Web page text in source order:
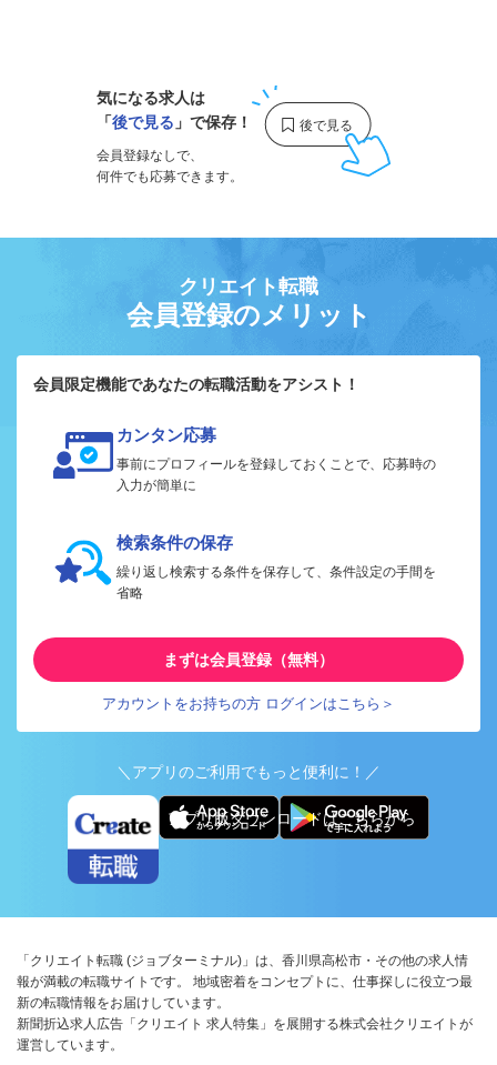
気になる求人は
「後で見る 」で保存！
会員登録なしで、
何件でも応募できます。
クリエイト転職
会員登録のメリット
会員限定機能であなたの転職活動をアシスト！
カンタン応募
事前にプロフィールを登録しておくことで、応募時の
入力が簡単に
検索条件の保存
繰り返し検索する条件を保存して、条件設定の手間を
省略
まずは会員登録（無料）
アカウントをお持ちの方 ログインはこちら＞
＼アプリのご利用でもっと便利に！／
アプリ版ダウンロードはこちらから
「クリエイト転職 (ジョブターミナル)」は、香川県高松市・その他の求人情
報が満載の転職サイトです。 地域密着をコンセプトに、仕事探しに役立つ最
新の転職情報をお届けしています。
新聞折込求人広告「クリエイト 求人特集」を展開する株式会社クリエイトが
運営しています。